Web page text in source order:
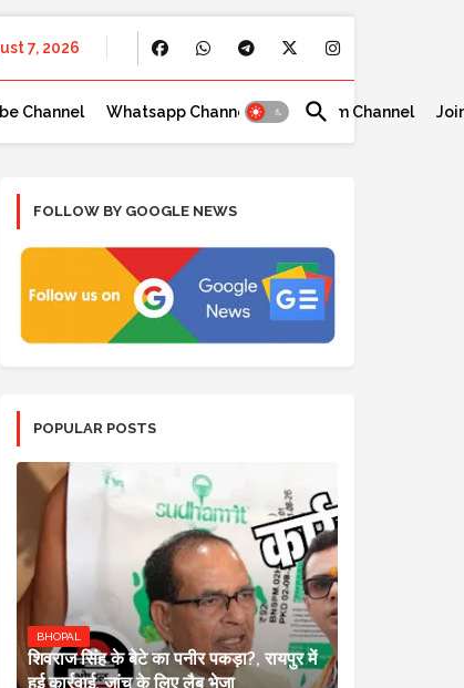
7, 2026
Channel Whatsapp Channel Telegram Channel
FOLLOW BY GOOGLE NEWS
POPULAR POSTS
BHOPAL
शिवराज सिंह के बेटे का पनीर पकड़ा?, रायपुर में
हुई कार्रवाई, जांच के लिए लैब भेजा